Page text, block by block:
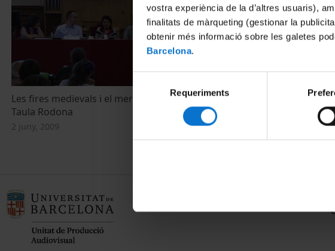
vostra experiència de la d’altres usuaris),
finalitats de màrqueting (gestionar la
obtenir més informació sobre les galetes
Barcelona.
consentiment
Requeriments
Les fires medievals i el mercat de l'oci,
Taula Rodona
2 juny, 2009
Les fires medievals i el
Pere Verdés
2 juny, 2009